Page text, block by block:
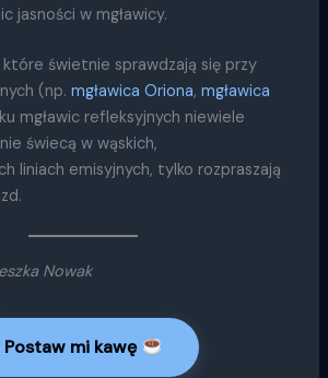
jasności w mgławicy.
które świetnie sprawdzają się przy
(np.mgławica Oriona,mgławica
mgławic refleksyjnych niewiele
świecą w wąskich,
liniach emisyjnych, tylko rozpraszają
Nowak
Postaw mi kawę